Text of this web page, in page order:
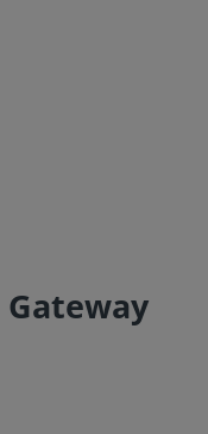
Gateway